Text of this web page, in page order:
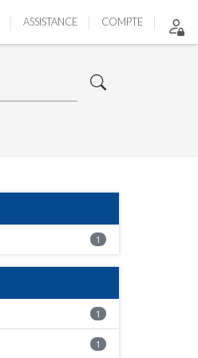
ASSISTANCE COMPTE
1
1
1